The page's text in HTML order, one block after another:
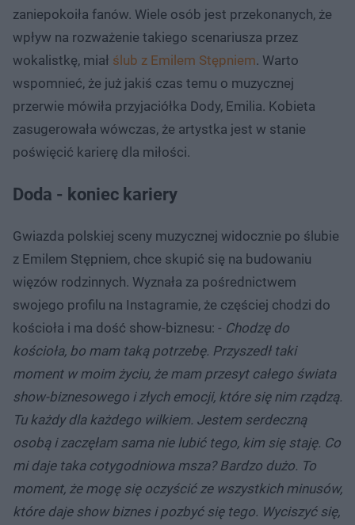
zaniepokoiła fanów. Wiele osób jest przekonanych, że
wpływ na rozważenie takiego scenariusza przez
wokalistkę, miał ślub z Emilem Stępniem. Warto
wspomnieć, że już jakiś czas temu o muzycznej
przerwie mówiła przyjaciółka Dody, Emilia. Kobieta
zasugerowała wówczas, że artystka jest w stanie
poświęcić karierę dla miłości.
Doda - koniec kariery
Gwiazda polskiej sceny muzycznej widocznie po ślubie
z Emilem Stępniem, chce skupić się na budowaniu
więzów rodzinnych. Wyznała za pośrednictwem
swojego profilu na Instagramie, że częściej chodzi do
kościoła i ma dość show-biznesu: - Chodzę do
kościoła, bo mam taką potrzebę. Przyszedł taki
moment w moim życiu, że mam przesyt całego świata
show-biznesowego i złych emocji, które się nim rządzą.
Tu każdy dla każdego wilkiem. Jestem serdeczną
osobą i zaczęłam sama nie lubić tego, kim się staję. Co
mi daje taka cotygodniowa msza? Bardzo dużo. To
moment, że mogę się oczyścić ze wszystkich minusów,
które daje show biznes i pozbyć się tego. Wyciszyć się,